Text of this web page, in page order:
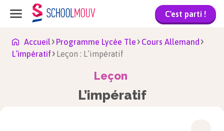
C'est parti !
Accueil Programme Lycée Tle
Cours Allemand
L’impératif
Leçon : L’impératif
Leçon
L’impératif